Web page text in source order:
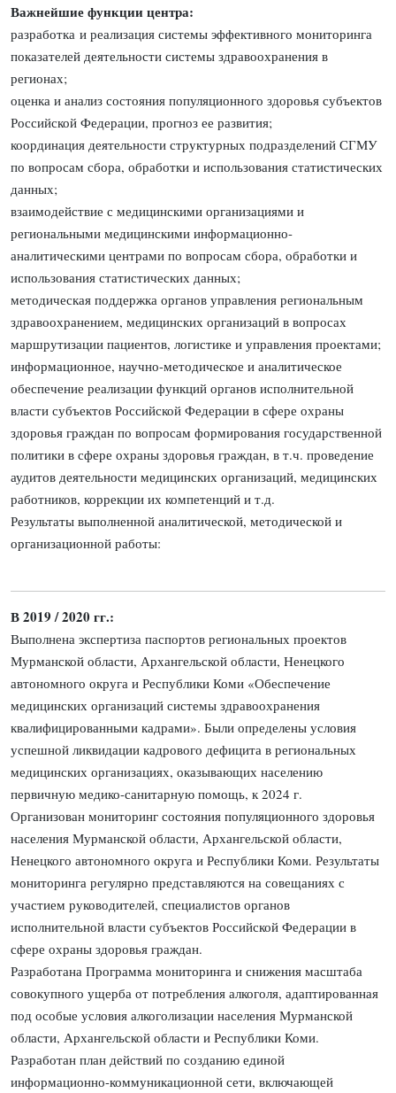
Важнейшие функции центра:
разработка и реализация системы эффективного мониторинга
показателей деятельности системы здравоохранения в
регионах;
оценка и анализ состояния популяционного здоровья субъектов
Российской Федерации, прогноз ее развития;
координация деятельности структурных подразделений СГМУ
по вопросам сбора, обработки и использования статистических
данных;
взаимодействие с медицинскими организациями и
региональными медицинскими информационно-
аналитическими центрами по вопросам сбора, обработки и
использования статистических данных;
методическая поддержка органов управления региональным
здравоохранением, медицинских организаций в вопросах
маршрутизации пациентов, логистике и управления проектами;
информационное, научно-методическое и аналитическое
обеспечение реализации функций органов исполнительной
власти субъектов Российской Федерации в сфере охраны
здоровья граждан по вопросам формирования государственной
политики в сфере охраны здоровья граждан, в т.ч. проведение
аудитов деятельности медицинских организаций, медицинских
работников, коррекции их компетенций и т.д.
Результаты выполненной аналитической, методической и
организационной работы:
В 2019 / 2020 гг.:
Выполнена экспертиза паспортов региональных проектов
Мурманской области, Архангельской области, Ненецкого
автономного округа и Республики Коми «Обеспечение
медицинских организаций системы здравоохранения
квалифицированными кадрами». Были определены условия
успешной ликвидации кадрового дефицита в региональных
медицинских организациях, оказывающих населению
первичную медико-санитарную помощь, к 2024 г.
Организован мониторинг состояния популяционного здоровья
населения Мурманской области, Архангельской области,
Ненецкого автономного округа и Республики Коми. Результаты
мониторинга регулярно представляются на совещаниях с
участием руководителей, специалистов органов
исполнительной власти субъектов Российской Федерации в
сфере охраны здоровья граждан.
Разработана Программа мониторинга и снижения масштаба
совокупного ущерба от потребления алкоголя, адаптированная
под особые условия алкоголизации населения Мурманской
области, Архангельской области и Республики Коми.
Разработан план действий по созданию единой
информационно-коммуникационной сети, включающей